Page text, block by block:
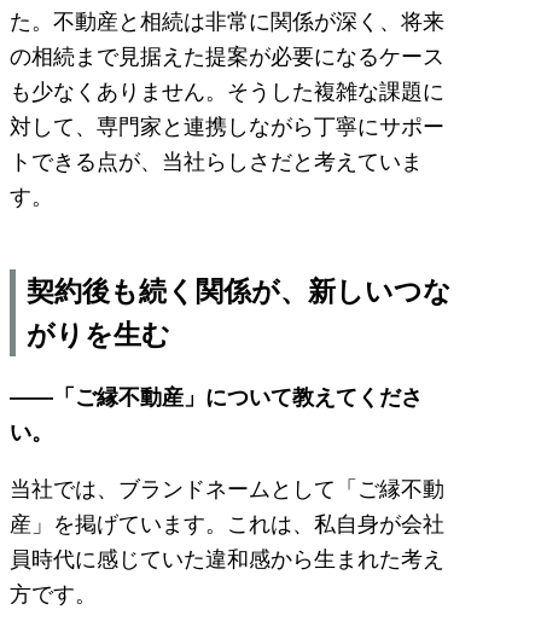
た。不動産と相続は非常に関係が深く、将来
の相続まで見据えた提案が必要になるケース
も少なくありません。そうした複雑な課題に
対して、専門家と連携しながら丁寧にサポー
トできる点が、当社らしさだと考えていま
す。
契約後も続く関係が、新しいつな
がりを生む
――「ご縁不動産」について教えてくださ
い。
当社では、ブランドネームとして「ご縁不動
産」を掲げています。これは、私自身が会社
員時代に感じていた違和感から生まれた考え
方です。